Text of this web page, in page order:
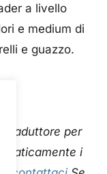
a livello
e medium di
e guazzo.
Traduttore per
i